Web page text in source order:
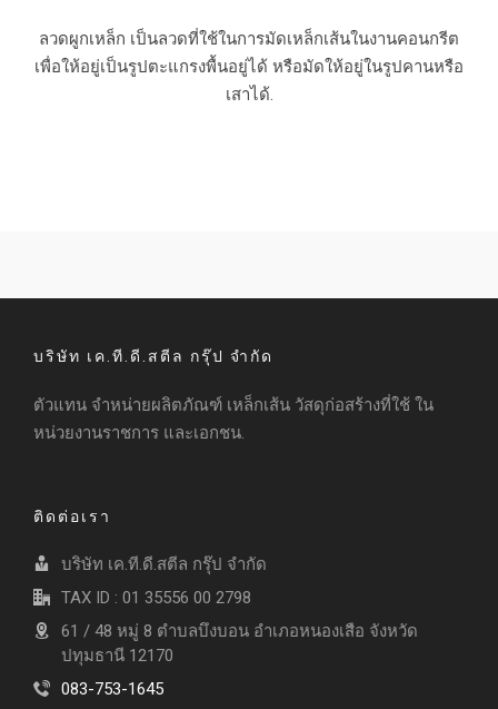
ลวดผูกเหล็ก เป็นลวดที่ใช้ในการมัดเหล็กเส้นในงานคอนกรีต
เพื่อให้อยู่เป็นรูปตะแกรงพื้นอยู่ได้ หรือมัดให้อยู่ในรูปคานหรือ
เสาได้.
บริษัท เค.ที.ดี.สตีล กรุ๊ป จำกัด
ตัวแทน จำหน่ายผลิตภัณฑ์ เหล็กเส้น วัสดุก่อสร้างที่ใช้ ใน
หน่วยงานราชการ และเอกชน.
ติดต่อเรา
บริษัท เค.ที.ดี.สตีล กรุ๊ป จำกัด
TAX ID : 01 35556 00 2798
61 / 48 หมู่ 8 ตำบลบึงบอน อำเภอหนองเสือ จังหวัด
ปทุมธานี 12170
083-753-1645